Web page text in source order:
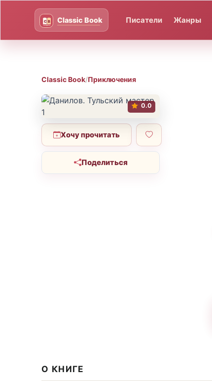
Писатели Жанры
Classic Book/Приключения
0.0
Хочу прочитать
Поделиться
О КНИГЕ